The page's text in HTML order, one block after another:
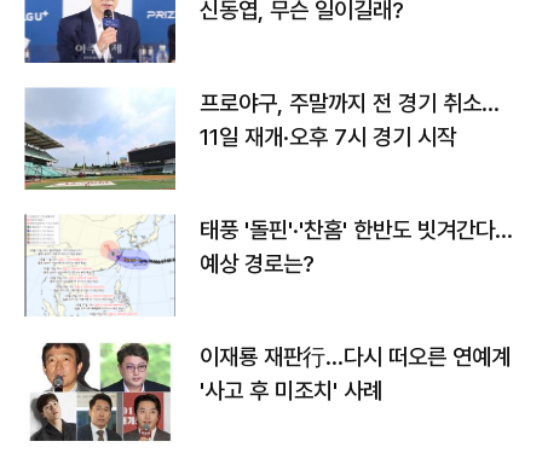
신동엽, 무슨 일이길래?
프로야구, 주말까지 전 경기 취소…
11일 재개·오후 7시 경기 시작
태풍 '돌핀'·'찬홈' 한반도 빗겨간다…
예상 경로는?
이재룡 재판行…다시 떠오른 연예계
'사고 후 미조치' 사례